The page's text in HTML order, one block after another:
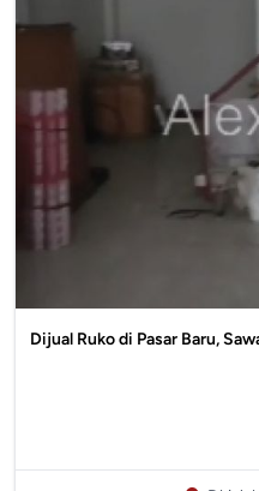
Dijual Ruko di Pasar Baru,